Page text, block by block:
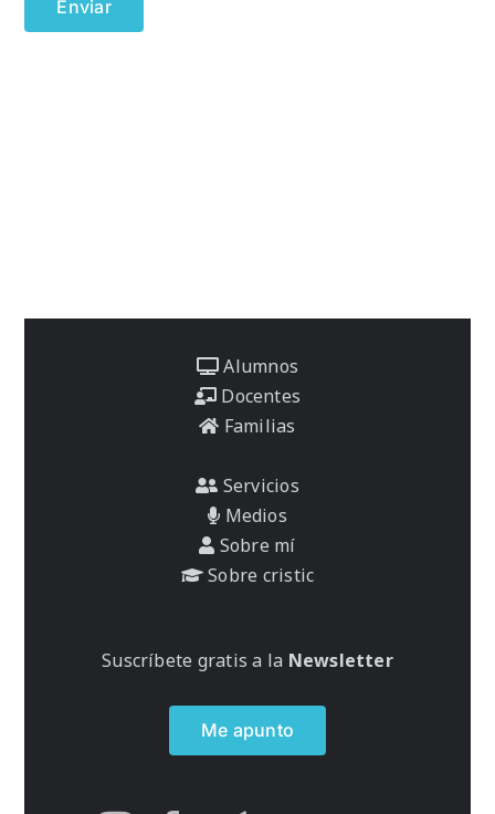
Alumnos
Docentes
Familias
Servicios
Medios
Sobre mí
Sobre cristic
Suscríbete gratis a la Newsletter
Me apunto